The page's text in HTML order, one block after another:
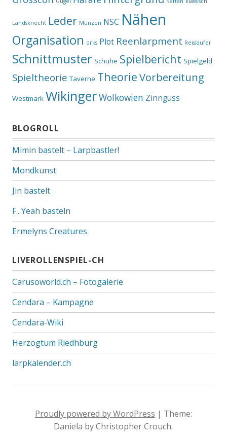
Landsknecht Leder Münzen NSC Nähen
Organisation orks Plot Reenlarpment Reisläufer
Schnittmuster Schuhe Spielbericht Spielgeld
Spieltheorie Taverne TheorieVorbereitung
Westmark WikingerWolkowien Zinnguss
BLOGROLL
Mimin bastelt – Larpbastler!
Mondkunst
Jin bastelt
F.. Yeah basteln
Ermelyns Creatures
LIVEROLLENSPIEL-CH
Carusoworld.ch – Fotogalerie
Cendara – Kampagne
Cendara-Wiki
Herzogtum Riedhburg
larpkalender.ch
Proudly powered by WordPress | Theme:
Daniela by Christopher Crouch.